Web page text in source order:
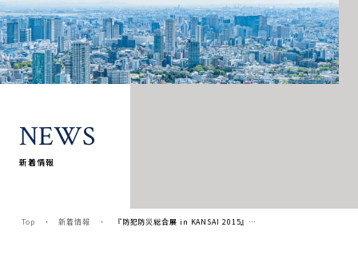
NEWS
新着情報
Top 新着情報 『防犯防災総合展 in KANSAI 2015』…